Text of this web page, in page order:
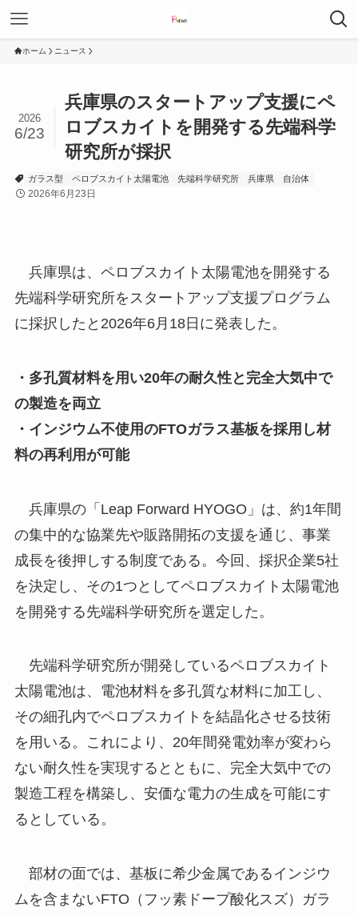
ホーム ニュース
兵庫県のスタートアップ支援にペ
ロブスカイトを開発する先端科学
研究所が採択
2026
6/23
ガラス型 ペロブスカイト太陽電池 先端科学研究所 兵庫県 自治体
2026年6月23日
兵庫県は、ペロブスカイト太陽電池を開発する
先端科学研究所をスタートアップ支援プログラム
に採択したと2026年6月18日に発表した。
・多孔質材料を用い20年の耐久性と完全大気中で
の製造を両立
・インジウム不使用のFTOガラス基板を採用し材
料の再利用が可能
兵庫県の「Leap Forward HYOGO」は、約1年間
の集中的な協業先や販路開拓の支援を通じ、事業
成長を後押しする制度である。今回、採択企業5社
を決定し、その1つとしてペロブスカイト太陽電池
を開発する先端科学研究所を選定した。
先端科学研究所が開発しているペロブスカイト
太陽電池は、電池材料を多孔質な材料に加工し、
その細孔内でペロブスカイトを結晶化させる技術
を用いる。これにより、20年間発電効率が変わら
ない耐久性を実現するとともに、完全大気中での
製造工程を構築し、安価な電力の生成を可能にす
るとしている。
部材の面では、基板に希少金属であるインジウ
ムを含まないFTO（フッ素ドープ酸化スズ）ガラ